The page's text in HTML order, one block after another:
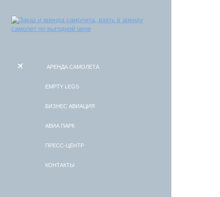
АРЕНДА САМОЛЕТА
EMPTY LEGS
БИЗНЕС АВИАЦИЯ
АВИА ПАРК
ПРЕСС-ЦЕНТР
КОНТАКТЫ